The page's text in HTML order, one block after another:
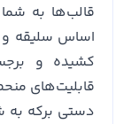
قالب‌ها به
اساس سلیقه و
کشیده و
قابلیت‌های
دستی برکه به